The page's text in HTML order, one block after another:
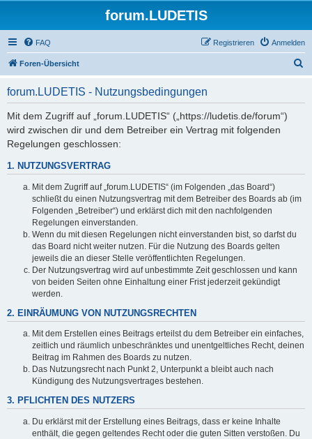
forum.LUDETIS
FAQ Anmelden
Registrieren
Foren-Übersicht
forum.LUDETIS - Nutzungsbedingungen
Mit dem Zugriff auf „forum.LUDETIS“ („https://ludetis.de/forum“)
wird zwischen dir und dem Betreiber ein Vertrag mit folgenden
Regelungen geschlossen:
1. NUTZUNGSVERTRAG
Mit dem Zugriff auf „forum.LUDETIS“ (im Folgenden „das Board“)
schließt du einen Nutzungsvertrag mit dem Betreiber des Boards ab (im
Folgenden „Betreiber“) und erklärst dich mit den nachfolgenden
Regelungen einverstanden.
Wenn du mit diesen Regelungen nicht einverstanden bist, so darfst du
das Board nicht weiter nutzen. Für die Nutzung des Boards gelten
jeweils die an dieser Stelle veröffentlichten Regelungen.
Der Nutzungsvertrag wird auf unbestimmte Zeit geschlossen und kann
von beiden Seiten ohne Einhaltung einer Frist jederzeit gekündigt
werden.
2. EINRÄUMUNG VON NUTZUNGSRECHTEN
Mit dem Erstellen eines Beitrags erteilst du dem Betreiber ein einfaches,
zeitlich und räumlich unbeschränktes und unentgeltliches Recht, deinen
Beitrag im Rahmen des Boards zu nutzen.
Das Nutzungsrecht nach Punkt 2, Unterpunkt a bleibt auch nach
Kündigung des Nutzungsvertrages bestehen.
3. PFLICHTEN DES NUTZERS
Du erklärst mit der Erstellung eines Beitrags, dass er keine Inhalte
enthält, die gegen geltendes Recht oder die guten Sitten verstoßen. Du